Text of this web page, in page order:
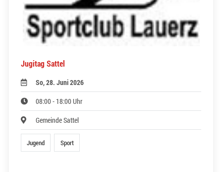
Jugitag Sattel
So, 28. Juni 2026
08:00 - 18:00 Uhr
Gemeinde Sattel
Jugend Sport